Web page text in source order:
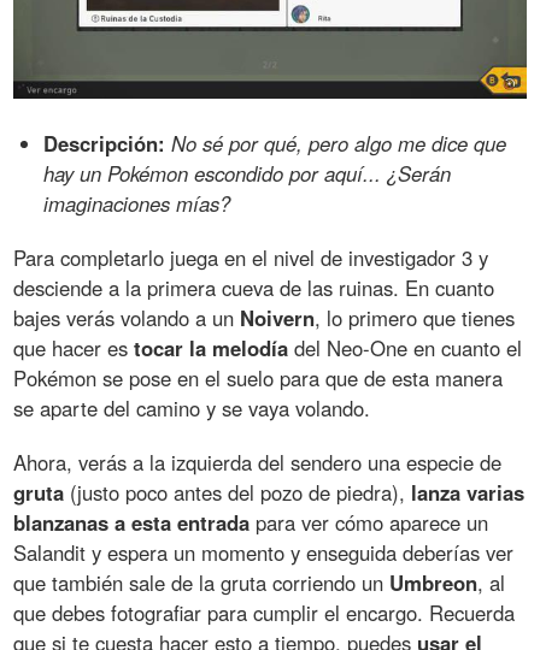
Descripción: No sé por qué, pero algo me dice que
hay un Pokémon escondido por aquí... ¿Serán
imaginaciones mías?
Para completarlo juega en el nivel de investigador 3 y
desciende a la primera cueva de las ruinas. En cuanto
bajes verás volando a un Noivern, lo primero que tienes
que hacer estocar la melodía del Neo-One en cuanto el
Pokémon se pose en el suelo para que de esta manera
se aparte del camino y se vaya volando.
Ahora, verás a la izquierda del sendero una especie de
gruta (justo poco antes del pozo de piedra), lanza varias
blanzanas a esta entrada para ver cómo aparece un
Salandit y espera un momento y enseguida deberías ver
que también sale de la gruta corriendo un Umbreon, al
que debes fotografiar para cumplir el encargo. Recuerda
que si te cuesta hacer esto a tiempo, puedes usar el